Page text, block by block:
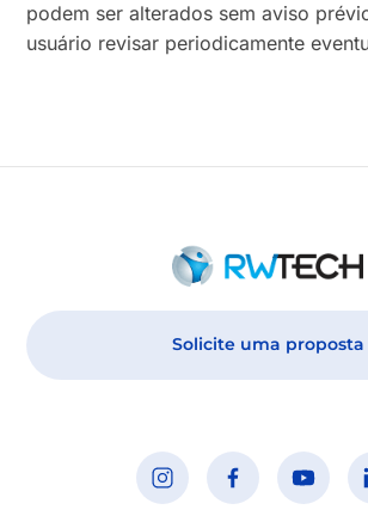
podem ser alterados sem aviso
usuário revisar periodicamente
Solicite uma proposta